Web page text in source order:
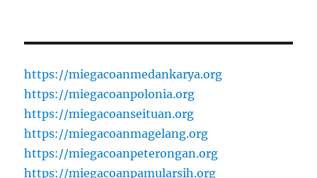
https://miegacoanmedankarya.org
https://miegacoanpolonia.org
https://miegacoanseituan.org
https://miegacoanmagelang.org
https://miegacoanpeterongan.org
https://miegacoanpamularsih.org